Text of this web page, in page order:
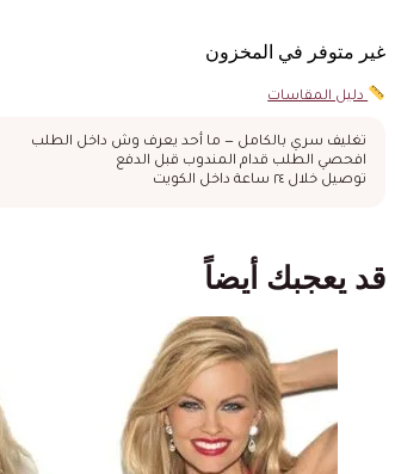
غير متوفر في المخزون
دليل المقاسات
تغليف سري بالكامل — ما أحد يعرف وش داخل الطلب
افحصي الطلب قدام المندوب قبل الدفع
توصيل خلال ٢٤ ساعة داخل الكويت
قد يعجبك أيضاً